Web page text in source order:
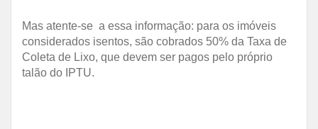
Mas atente-se a essa informação: para os imóveis
considerados isentos, são cobrados 50% da Taxa de
Coleta de Lixo, que devem ser pagos pelo próprio
talão do IPTU.